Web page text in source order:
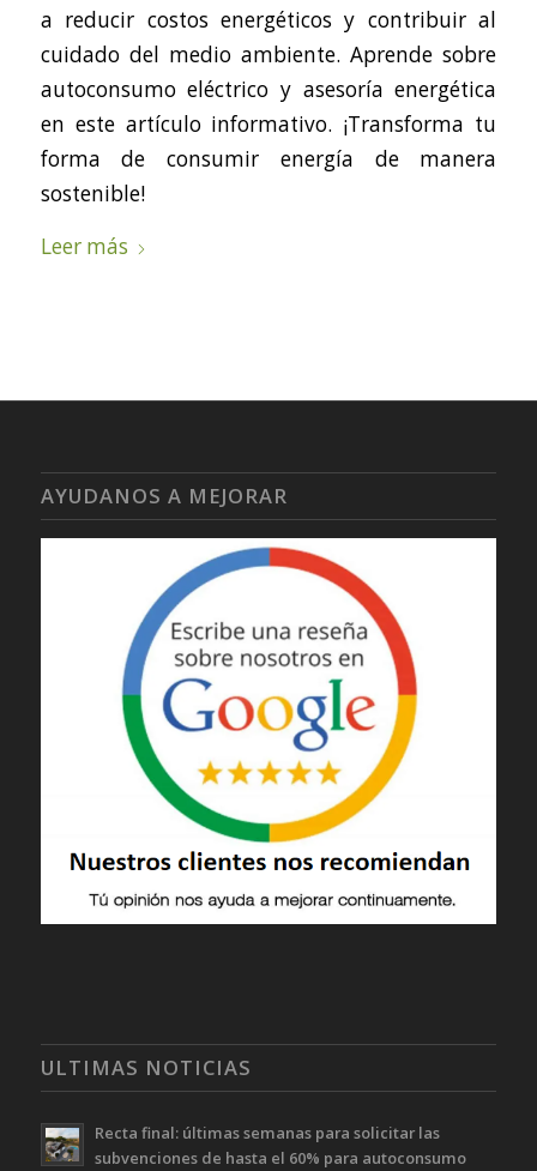
a reducir costos energéticos y contribuir al
cuidado del medio ambiente. Aprende sobre
autoconsumo eléctrico y asesoría energética
en este artículo informativo. ¡Transforma tu
forma de consumir energía de manera
sostenible!
Leer más
AYUDANOS A MEJORAR
ULTIMAS NOTICIAS
Recta final: últimas semanas para solicitar las
subvenciones de hasta el 60% para autoconsumo